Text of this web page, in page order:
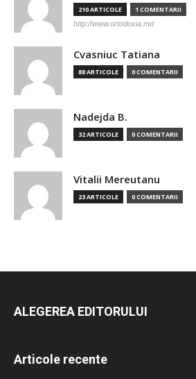
210 ARTICOLE 1 COMENTARII
http://www.ortodoxia.md
Cvasniuc Tatiana
88 ARTICOLE 0 COMENTARII
Nadejda B.
32 ARTICOLE 0 COMENTARII
Vitalii Mereutanu
23 ARTICOLE 0 COMENTARII
ALEGEREA EDITORULUI
Articole recente